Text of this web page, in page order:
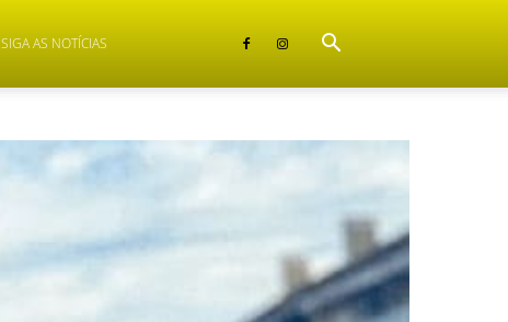
SIGA AS NOTÍCIAS